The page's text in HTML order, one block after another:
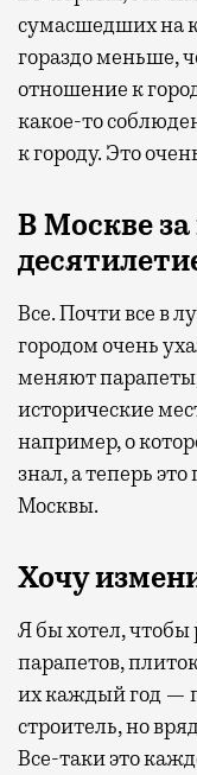
сумасшедших на
гораздо меньше,
отношение к
какое-то
к городу. Это
В Москве за
Все. Почти все в
городом очень
меняют
исторические
например, о
знал, а теперь
Москвы.
Хочу
Я бы хотел,
парапетов,
их каждый год —
строитель, но
Все-таки это